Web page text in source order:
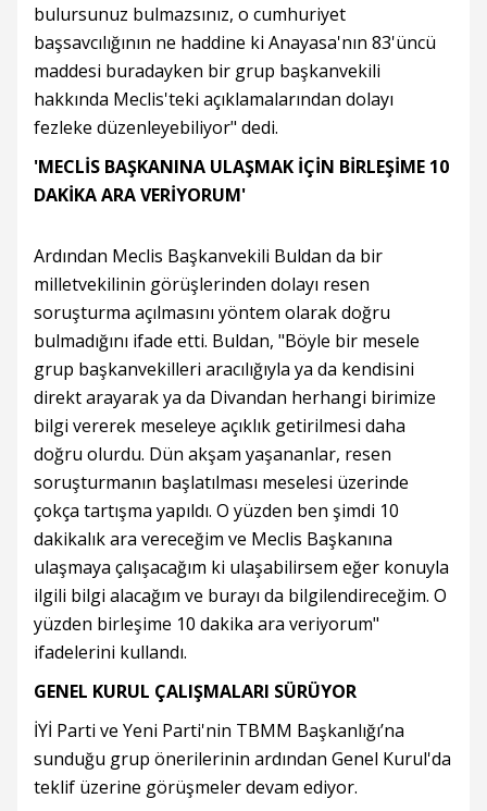
bulursunuz bulmazsınız, o cumhuriyet
başsavcılığının ne haddine ki Anayasa'nın 83'üncü
maddesi buradayken bir grup başkanvekili
hakkında Meclis'teki açıklamalarından dolayı
fezleke düzenleyebiliyor" dedi.
'MECLİS BAŞKANINA ULAŞMAK İÇİN BİRLEŞİME 10
DAKİKA ARA VERİYORUM'
Ardından Meclis Başkanvekili Buldan da bir
milletvekilinin görüşlerinden dolayı resen
soruşturma açılmasını yöntem olarak doğru
bulmadığını ifade etti. Buldan, "Böyle bir mesele
grup başkanvekilleri aracılığıyla ya da kendisini
direkt arayarak ya da Divandan herhangi birimize
bilgi vererek meseleye açıklık getirilmesi daha
doğru olurdu. Dün akşam yaşananlar, resen
soruşturmanın başlatılması meselesi üzerinde
çokça tartışma yapıldı. O yüzden ben şimdi 10
dakikalık ara vereceğim ve Meclis Başkanına
ulaşmaya çalışacağım ki ulaşabilirsem eğer konuyla
ilgili bilgi alacağım ve burayı da bilgilendireceğim. O
yüzden birleşime 10 dakika ara veriyorum"
ifadelerini kullandı.
GENEL KURUL ÇALIŞMALARI SÜRÜYOR
İYİ Parti ve Yeni Parti'nin TBMM Başkanlığı’na
sunduğu grup önerilerinin ardından Genel Kurul'da
teklif üzerine görüşmeler devam ediyor.